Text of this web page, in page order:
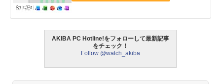
AKIBA PC Hotline!をフォローして最新記事
をチェック！
Follow @watch_akiba